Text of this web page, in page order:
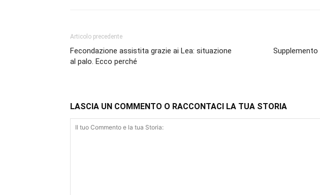
Articolo precedente
Fecondazione assistita grazie ai Lea: situazione
al palo. Ecco perché
LASCIA UN COMMENTO O RACCONTACI LA TUA STORIA